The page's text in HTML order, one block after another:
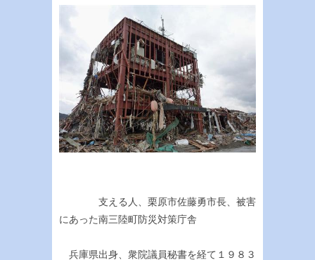
支える人、栗原市佐藤勇市長、被害
にあった南三陸町防災対策庁舎
兵庫県出身、衆院議員秘書を経て１９８３